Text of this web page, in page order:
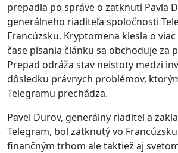
prepadla po správe o zatknutí Pavla
generálneho riaditeľa spoločnosti
Francúzsku. Kryptomena klesla o viac
čase písania článku sa obchoduje za
Prepad odráža stav neistoty medzi
dôsledku právnych problémov,
Telegramu prechádza.
Pavel Durov, generálny riaditeľ a
Telegram, bol zatknutý vo
finančným trhom ale taktiež aj